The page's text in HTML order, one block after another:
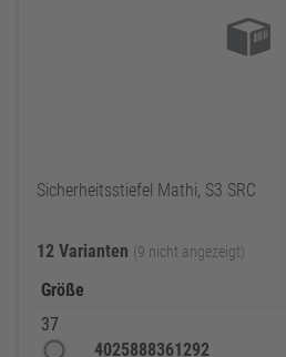
Sicherheitsstiefel Mathi, S3 SRC
12 Varianten (9 nicht angezeigt)
Größe
37
4025888361292